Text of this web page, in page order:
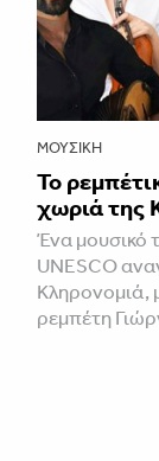
ΜΟΥΣΙΚΉ
Το
χωριά της
Ένα μουσικό
UNESCO
Κληρονομιά,
ρεμπέτη